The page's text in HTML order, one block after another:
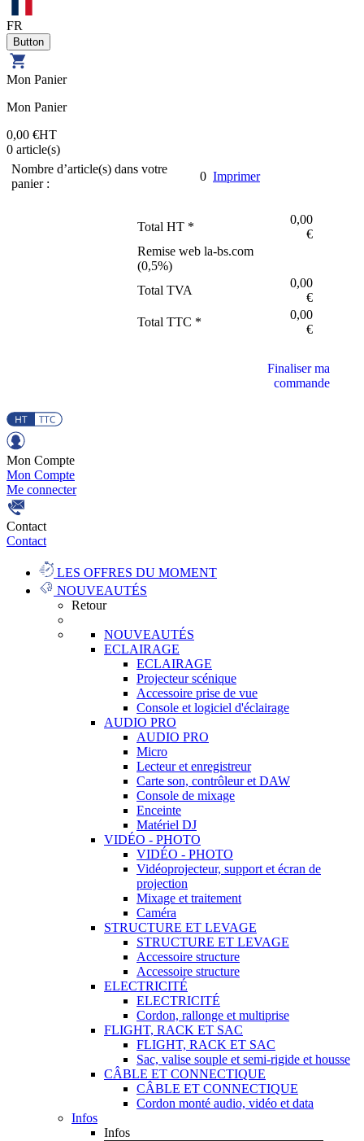
FR
Mon Panier
Mon Panier
0,00 €HT
0 article(s)
Nombre d’article(s) dans votre
panier :
0 Imprimer
Total HT *
0,00
€
Remise web la-bs.com
(0,5%)
Total TVA
0,00
€
Total TTC *
0,00
€
Finaliser ma
commande
Mon Compte
Mon Compte
Me connecter
Contact
Contact
LES OFFRES DU MOMENT
NOUVEAUTÉS
Retour
NOUVEAUTÉS
ECLAIRAGE
ECLAIRAGE
Projecteur scénique
Accessoire prise de vue
Console et logiciel d'éclairage
AUDIO PRO
AUDIO PRO
Micro
Lecteur et enregistreur
Carte son, contrôleur et DAW
Console de mixage
Enceinte
Matériel DJ
VIDÉO - PHOTO
VIDÉO - PHOTO
Vidéoprojecteur, support et écran de
projection
Mixage et traitement
Caméra
STRUCTURE ET LEVAGE
STRUCTURE ET LEVAGE
Accessoire structure
Accessoire structure
ELECTRICITÉ
ELECTRICITÉ
Cordon, rallonge et multiprise
FLIGHT, RACK ET SAC
FLIGHT, RACK ET SAC
Sac, valise souple et semi-rigide et housse
CÂBLE ET CONNECTIQUE
CÂBLE ET CONNECTIQUE
Cordon monté audio, vidéo et data
Infos
Infos